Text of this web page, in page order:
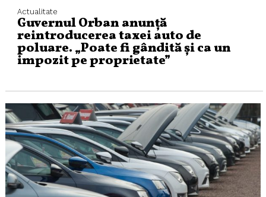
Actualitate
Guvernul Orban anunță
reintroducerea taxei auto de
poluare. „Poate fi gândită şi ca un
impozit pe proprietate”